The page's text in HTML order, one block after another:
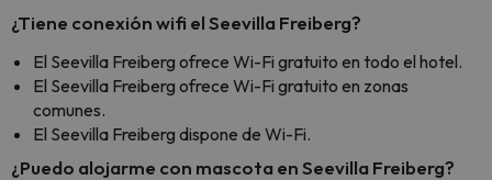
¿Tiene conexión wifi el Seevilla Freiberg?
El Seevilla Freiberg ofrece Wi-Fi gratuito en todo el hotel.
El Seevilla Freiberg ofrece Wi-Fi gratuito en zonas
comunes.
El Seevilla Freiberg dispone de Wi-Fi.
¿Puedo alojarme con mascota en Seevilla Freiberg?